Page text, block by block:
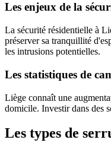
Les enjeux de la
La sécurité résidentielle à
préserver sa tranquillité
les intrusions potentielles.
Les statistiques de
Liège connaît une
domicile. Investir dans des
Les types de